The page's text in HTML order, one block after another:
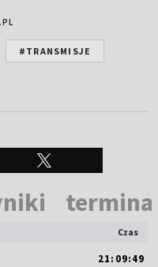
#TRANSMISJE
Czas
21:09:49